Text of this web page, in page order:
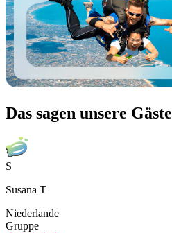
Das sagen unsere Gäste
S
Susana T
Niederlande
Gruppe